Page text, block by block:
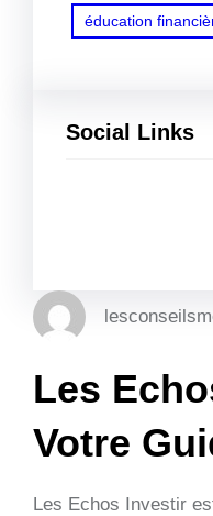
éducation
Social Links
Les
Votre
Les Echos Investir